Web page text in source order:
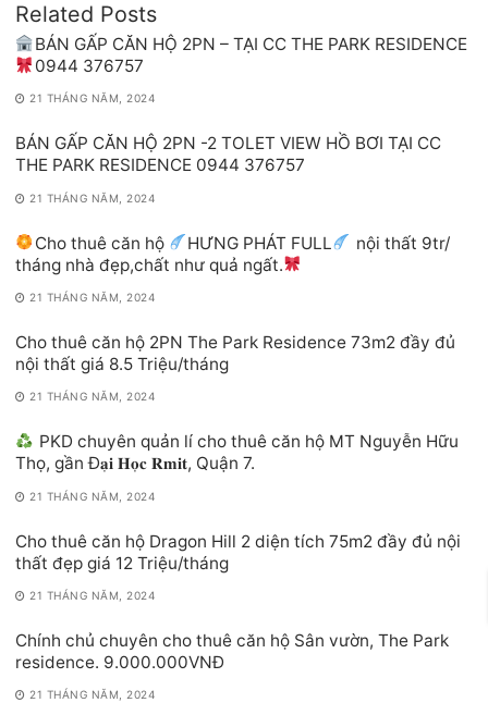
Related Posts
BÁN GẤP CĂN HỘ 2PN – TẠI CC THE PARK RESIDENCE
0944 376757
21 THÁNG NĂM, 2024
BÁN GẤP CĂN HỘ 2PN -2 TOLET VIEW HỒ BƠI TẠI CC
THE PARK RESIDENCE 0944 376757
21 THÁNG NĂM, 2024
Cho thuê căn hộ HƯNG PHÁT FULL
nội thất 9tr/
tháng nhà đẹp,chất như quả ngất.
21 THÁNG NĂM, 2024
Cho thuê căn hộ 2PN The Park Residence 73m2 đầy đủ
nội thất giá 8.5 Triệu/tháng
21 THÁNG NĂM, 2024
PKD chuyên quản lí cho thuê căn hộ MT Nguyễn Hữu
Thọ, gần Đ𝐚̣𝐢 𝐇𝐨̣𝐜 𝐑𝐦𝐢𝐭, Quận 7.
21 THÁNG NĂM, 2024
Cho thuê căn hộ Dragon Hill 2 diện tích 75m2 đầy đủ nội
thất đẹp giá 12 Triệu/tháng
21 THÁNG NĂM, 2024
Chính chủ chuyên cho thuê căn hộ Sân vườn, The Park
residence. 9.000.000VNĐ
21 THÁNG NĂM, 2024